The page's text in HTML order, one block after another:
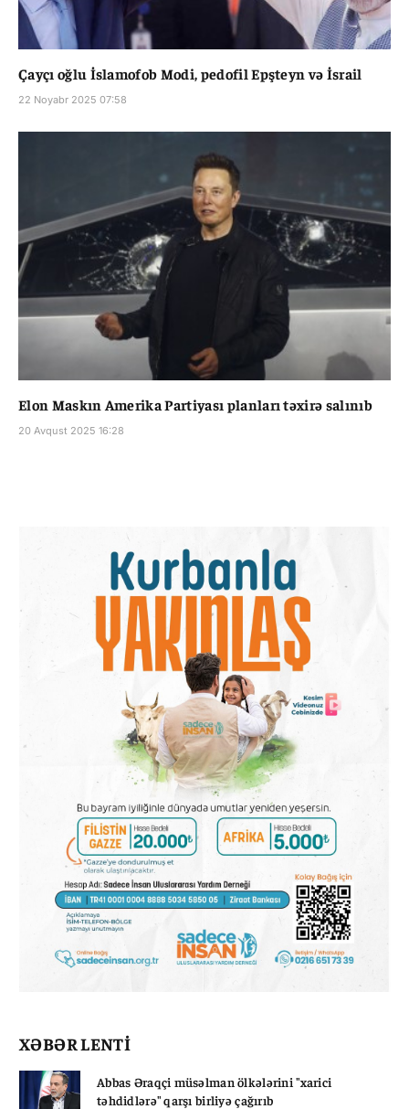
Çayçı oğlu İslamofob Modi, pedofil Epşteyn və İsrail
22 Noyabr 2025 07:58
Elon Maskın Amerika Partiyası planları təxirə salınıb
20 Avqust 2025 16:28
XƏBƏR LENTİ
Abbas Əraqçi müsəlman ölkələrini "xarici
təhdidlərə" qarşı birliyə çağırıb